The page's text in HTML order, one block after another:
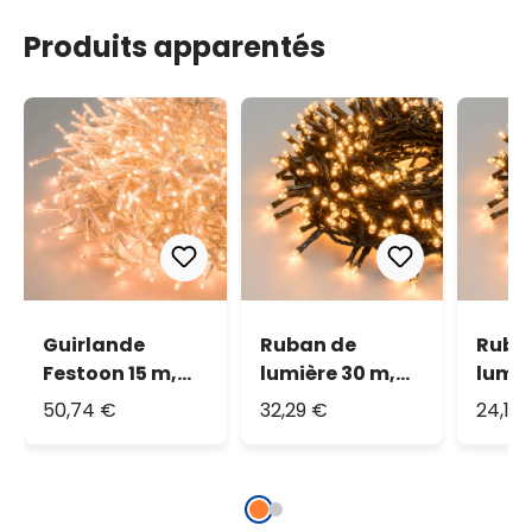
Produits apparentés
Guirlande
Festoon 15 m,
1500 miniled
50,74 €
Ruban de
lumière 30 m,
1500 led blanc
32,29 €
1000
24,14